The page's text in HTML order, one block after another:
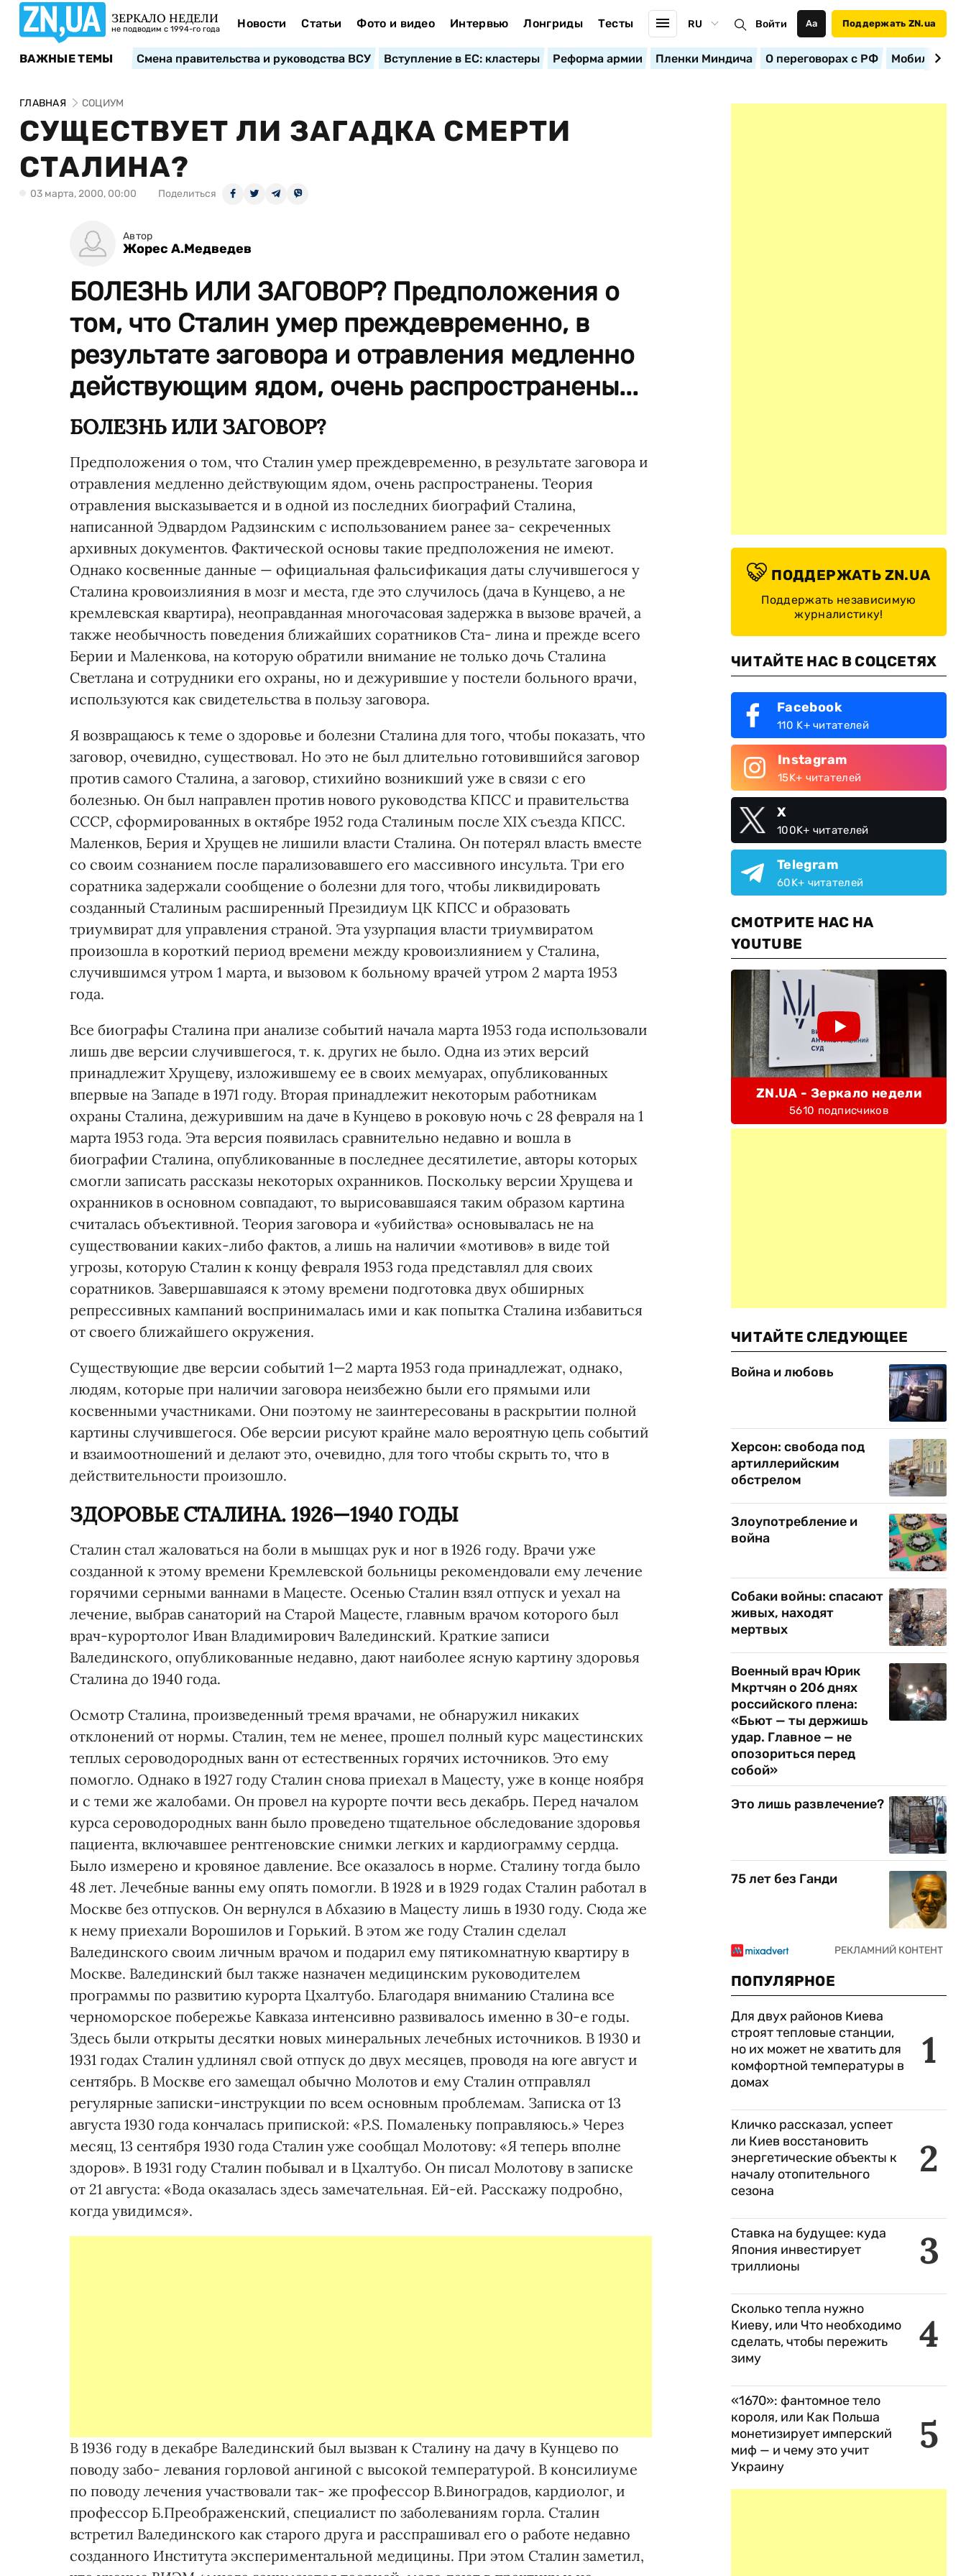
ЗЕРКАЛО НЕДЕЛИ
не подводим с 1994-го года Новости Статьи Фото и видео Интервью Лонгриды Тесты RU Войти Аа Поддержать ZN.ua
ВАЖНЫЕ ТЕМЫ Смена правительства и руководства ВСУ Вступление в ЕС: кластеры Реформа армии Пленки Миндича О переговорах с РФ
ГЛАВНАЯ СОЦИУМ
СУЩЕСТВУЕТ ЛИ ЗАГАДКА СМЕРТИ
СТАЛИНА?
03 марта, 2000, 00:00 Поделиться
Автор
Жорес А.Медведев
БОЛЕЗНЬ ИЛИ ЗАГОВОР? Предположения о
том, что Сталин умер преждевременно, в
результате заговора и отравления медленно
действующим ядом, очень распространены...
БОЛЕЗНЬ ИЛИ ЗАГОВОР?
Предположения о том, что Сталин умер преждевременно, в результате заговора и
отравления медленно действующим ядом, очень распространены. Теория
отравления высказывается и в одной из последних биографий Сталина,
написанной Эдвардом Радзинским с использованием ранее за- секреченных
архивных документов. Фактической основы такие предположения не имеют.
Однако косвенные данные — официальная фальсификация даты случившегося у
Сталина кровоизлияния в мозг и места, где это случилось (дача в Кунцево, а не
кремлевская квартира), неоправданная многочасовая задержка в вызове врачей, а
также необычность поведения ближайших соратников Ста- лина и прежде всего
Берии и Маленкова, на которую обратили внимание не только дочь Сталина
Светлана и сотрудники его охраны, но и дежурившие у постели больного врачи,
используются как свидетельства в пользу заговора.
Я возвращаюсь к теме о здоровье и болезни Сталина для того, чтобы показать, что
заговор, очевидно, существовал. Но это не был длительно готовившийся заговор
против самого Сталина, а заговор, стихийно возникший уже в связи с его
болезнью. Он был направлен против нового руководства КПСС и правительства
СССР, сформированных в октябре 1952 года Сталиным после XIX съезда КПСС.
Маленков, Берия и Хрущев не лишили власти Сталина. Он потерял власть вместе
со своим сознанием после парализовавшего его массивного инсульта. Три его
соратника задержали сообщение о болезни для того, чтобы ликвидировать
созданный Сталиным расширенный Президиум ЦК КПСС и образовать
триумвират для управления страной. Эта узурпация власти триумвиратом
произошла в короткий период времени между кровоизлиянием у Сталина,
случившимся утром 1 марта, и вызовом к больному врачей утром 2 марта 1953
года.
Все биографы Сталина при анализе событий начала марта 1953 года использовали
лишь две версии случившегося, т. к. других не было. Одна из этих версий
принадлежит Хрущеву, изложившему ее в своих мемуарах, опубликованных
впервые на Западе в 1971 году. Вторая принадлежит некоторым работникам
охраны Сталина, дежурившим на даче в Кунцево в роковую ночь с 28 февраля на 1
марта 1953 года. Эта версия появилась сравнительно недавно и вошла в
биографии Сталина, опубликованные в последнее десятилетие, авторы которых
смогли записать рассказы некоторых охранников. Поскольку версии Хрущева и
охранников в основном совпадают, то вырисовавшаяся таким образом картина
считалась объективной. Теория заговора и «убийства» основывалась не на
существовании каких-либо фактов, а лишь на наличии «мотивов» в виде той
угрозы, которую Сталин к концу февраля 1953 года представлял для своих
соратников. Завершавшаяся к этому времени подготовка двух обширных
репрессивных кампаний воспринималась ими и как попытка Сталина избавиться
от своего ближайшего окружения.
Существующие две версии событий 1—2 марта 1953 года принадлежат, однако,
людям, которые при наличии заговора неизбежно были его прямыми или
косвенными участниками. Они поэтому не заинтересованы в раскрытии полной
картины случившегося. Обе версии рисуют крайне мало вероятную цепь событий
и взаимоотношений и делают это, очевидно, для того чтобы скрыть то, что в
действительности произошло.
ЗДОРОВЬЕ СТАЛИНА. 1926—1940 ГОДЫ
Сталин стал жаловаться на боли в мышцах рук и ног в 1926 году. Врачи уже
созданной к этому времени Кремлевской больницы рекомендовали ему лечение
горячими серными ваннами в Мацесте. Осенью Сталин взял отпуск и уехал на
лечение, выбрав санаторий на Старой Мацесте, главным врачом которого был
врач-курортолог Иван Владимирович Валединский. Краткие записи
Валединского, опубликованные недавно, дают наиболее ясную картину здоровья
Сталина до 1940 года.
Осмотр Сталина, произведенный тремя врачами, не обнаружил никаких
отклонений от нормы. Сталин, тем не менее, прошел полный курс мацестинских
теплых сероводородных ванн от естественных горячих источников. Это ему
помогло. Однако в 1927 году Сталин снова приехал в Мацесту, уже в конце ноября
и с теми же жалобами. Он провел на курорте почти весь декабрь. Перед началом
курса сероводородных ванн было проведено тщательное обследование здоровья
пациента, включавшее рентгеновские снимки легких и кардиограмму сердца.
Было измерено и кровяное давление. Все оказалось в норме. Сталину тогда было
48 лет. Лечебные ванны ему опять помогли. В 1928 и в 1929 годах Сталин работал в
Москве без отпусков. Он вернулся в Абхазию в Мацесту лишь в 1930 году. Сюда же
к нему приехали Ворошилов и Горький. В этом же году Сталин сделал
Валединского своим личным врачом и подарил ему пятикомнатную квартиру в
Москве. Валединский был также назначен медицинским руководителем
программы по развитию курорта Цхалтубо. Благодаря вниманию Сталина все
черноморское побережье Кавказа интенсивно развивалось именно в 30-е годы.
Здесь были открыты десятки новых минеральных лечебных источников. В 1930 и
1931 годах Сталин удлинял свой отпуск до двух месяцев, проводя на юге август и
сентябрь. В Москве его замещал обычно Молотов и ему Сталин отправлял
регулярные записки-инструкции по всем основным проблемам. Записка от 13
августа 1930 года кончалась припиской: «P.S. Помаленьку поправляюсь.» Через
месяц, 13 сентября 1930 года Сталин уже сообщал Молотову: «Я теперь вполне
здоров». В 1931 году Сталин побывал и в Цхалтубо. Он писал Молотову в записке
от 21 августа: «Вода оказалась здесь замечательная. Ей-ей. Расскажу подробно,
когда увидимся».
В 1936 году в декабре Валединский был вызван к Сталину на дачу в Кунцево по
поводу забо- левания горловой ангиной с высокой температурой. В консилиуме
по поводу лечения участвовали так- же профессор В.Виноградов, кардиолог, и
профессор Б.Преображенский, специалист по заболеваниям горла. Сталин
встретил Валединского как старого друга и расспрашивал его о работе недавно
созданного Института экспериментальной медицины. При этом Сталин заметил,
ПОДДЕРЖАТЬ ZN.UA
Поддержать независимую
журналистику!
ЧИТАЙТЕ НАС В СОЦСЕТЯХ
Facebook
110 K+ читателей
Instagram
15K+ читателей
X
100K+ читателей
Telegram
60K+ читателей
СМОТРИТЕ НАС НА
YOUTUBE
ZN.UA - Зеркало недели
5610 подписчиков
ЧИТАЙТЕ СЛЕДУЮЩЕЕ
Война и любовь
Херсон: свобода под
артиллерийским
обстрелом
Злоупотребление и
война
Собаки войны: спасают
живых, находят
мертвых
Военный врач Юрик
Мкртчян о 206 днях
российского плена:
«Бьют — ты держишь
удар. Главное — не
опозориться перед
собой»
Это лишь развлечение?
75 лет без Ганди
ПОПУЛЯРНОЕ
1
Для двух районов Киева
строят тепловые станции,
но их может не хватить для
комфортной температуры в
домах
2
Кличко рассказал, успеет
ли Киев восстановить
энергетические объекты к
началу отопительного
сезона
3
Ставка на будущее: куда
Япония инвестирует
триллионы
4
Сколько тепла нужно
Киеву, или Что необходимо
сделать, чтобы пережить
зиму
5
«1670»: фантомное тело
короля, или Как Польша
монетизирует имперский
миф — и чему это учит
Украину